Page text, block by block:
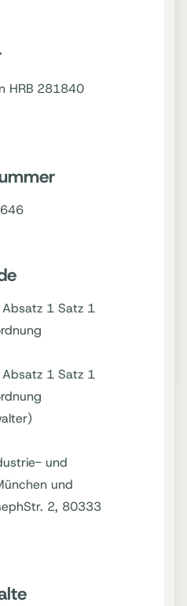
HRB 281840
1 Satz 1
1 Satz 1
und
und
2, 80333